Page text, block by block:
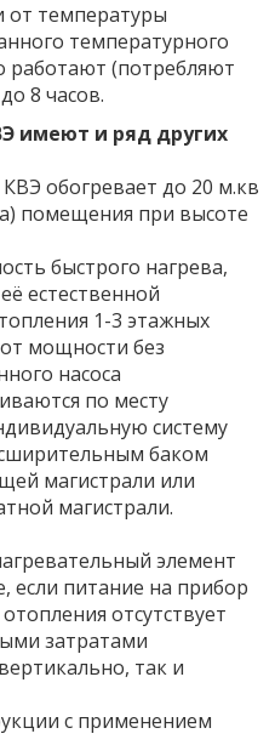
от температуры
температурного
работают (потребляют
8 часов.
имеют и ряд других
обогревает до 20 м.кв
помещения при высоте
быстрого нагрева,
естественной
1-3 этажных
мощности без
насоса
по месту
систему
баком
магистрали или
магистрали.
элемент
если питание на прибор
отсутствует
затратами
так и
с применением